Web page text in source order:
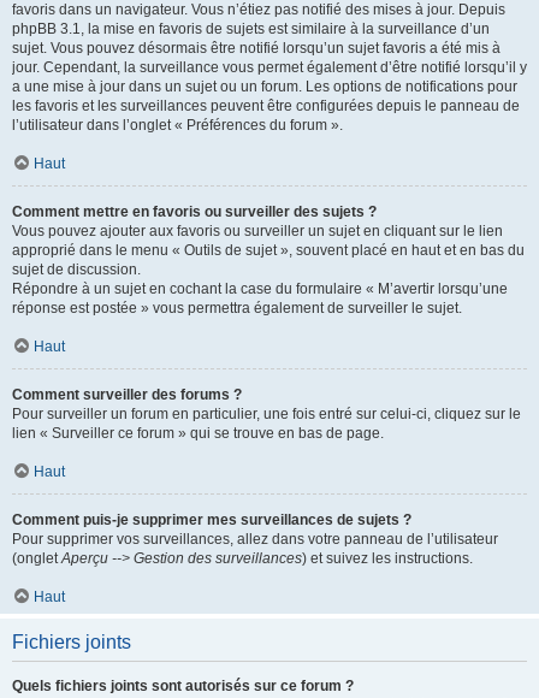
favoris dans un navigateur. Vous n’étiez pas notifié des mises à jour. Depuis
phpBB 3.1, la mise en favoris de sujets est similaire à la surveillance d’un
sujet. Vous pouvez désormais être notifié lorsqu’un sujet favoris a été mis à
jour. Cependant, la surveillance vous permet également d’être notifié lorsqu’il y
a une mise à jour dans un sujet ou un forum. Les options de notifications pour
les favoris et les surveillances peuvent être configurées depuis le panneau de
l’utilisateur dans l’onglet « Préférences du forum ».
Haut
Comment mettre en favoris ou surveiller des sujets ?
Vous pouvez ajouter aux favoris ou surveiller un sujet en cliquant sur le lien
approprié dans le menu « Outils de sujet », souvent placé en haut et en bas du
sujet de discussion.
Répondre à un sujet en cochant la case du formulaire « M’avertir lorsqu’une
réponse est postée » vous permettra également de surveiller le sujet.
Haut
Comment surveiller des forums ?
Pour surveiller un forum en particulier, une fois entré sur celui-ci, cliquez sur le
lien « Surveiller ce forum » qui se trouve en bas de page.
Haut
Comment puis-je supprimer mes surveillances de sujets ?
Pour supprimer vos surveillances, allez dans votre panneau de l’utilisateur
(ongletAperçu --> Gestion des surveillances) et suivez les instructions.
Haut
Fichiers joints
Quels fichiers joints sont autorisés sur ce forum ?